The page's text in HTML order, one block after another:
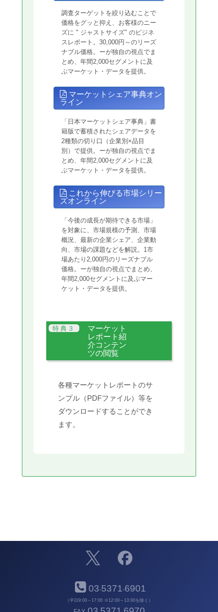
調査ターゲットを絞り込むことで
価格をグッと抑え、お客様のニー
ズに " ジャストサイズ" のビジネ
スレポート。30,000円～のリーズ
ナブル価格。ーが独自の視点でま
とめ、年間2,000セグメントに及
ぶマーケット・データを提供。
マーケットシェア事典オン
ライン
「日本マーケットシェア事典」書
籍版で蓄積されたシェアデータを
2種類の切り口（企業別×品目
別）で提供。ーが独自の視点でま
とめ、年間2,000セグメントに及
ぶマーケット・データを提供。
これから伸びる市場シリー
ズオンライン
「今後の成長が期待できる市場」
を対象に、市場規模の予測、市場
概況、最新の企業シェア、企業動
向、市場の課題などを解説。1市
場あたり2,000円のリーズナブル
価格。ーが独自の視点でまとめ、
年間2,000セグメントに及ぶマー
ケット・データを提供。
マーケット
レポート紹
介コンテン
ツの閲覧
各種マーケットレポートのサ
ンプル（PDFファイル）等を
ダウンロードすることができ
ます。
03-5371-6901
（平日9:00～17:00 ※12:00～13:00を除く）